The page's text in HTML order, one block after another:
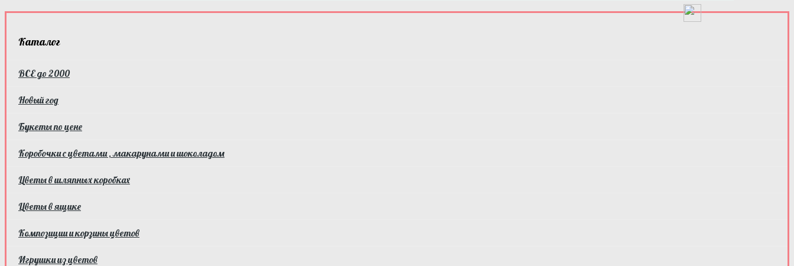
Каталог
ВСЕ до 2000
Новый год
Букеты по цене
Коробочки с цветами , макарунами и шоколадом
Цветы в шляпных коробках
Цветы в ящике
Композиции и корзины цветов
Игрушки из цветов